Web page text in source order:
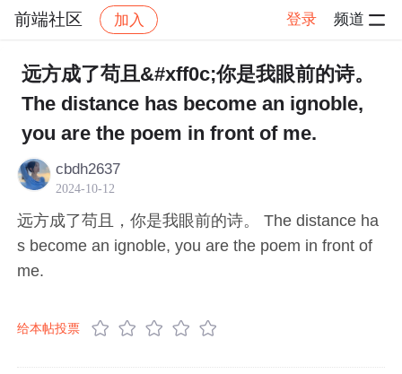
前端社区 加入 登录 频道
社区 前端社区 感慨 帖子详情
远方成了苟且&#xff0c;你是我眼前的诗。
The distance has become an ignoble,
you are the poem in front of me.
cbdh2637
2024-10-12
远方成了苟且，你是我眼前的诗。 The distance ha
s become an ignoble, you are the poem in front of
me.
给本帖投票